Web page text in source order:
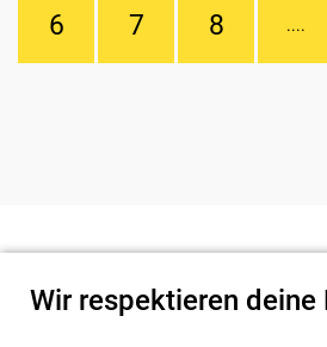
6 7 8 ....
Wir respektieren deine